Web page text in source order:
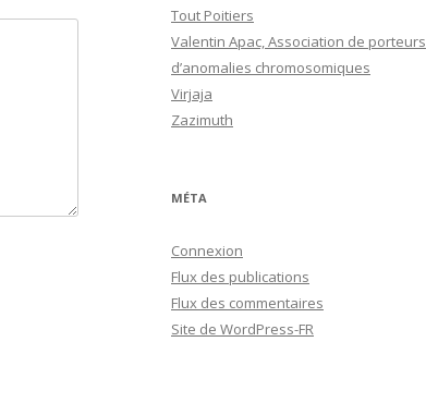
Tout Poitiers
Valentin Apac, Association de porteurs
d’anomalies chromosomiques
Virjaja
Zazimuth
MÉTA
Connexion
Flux des publications
Flux des commentaires
Site de WordPress-FR